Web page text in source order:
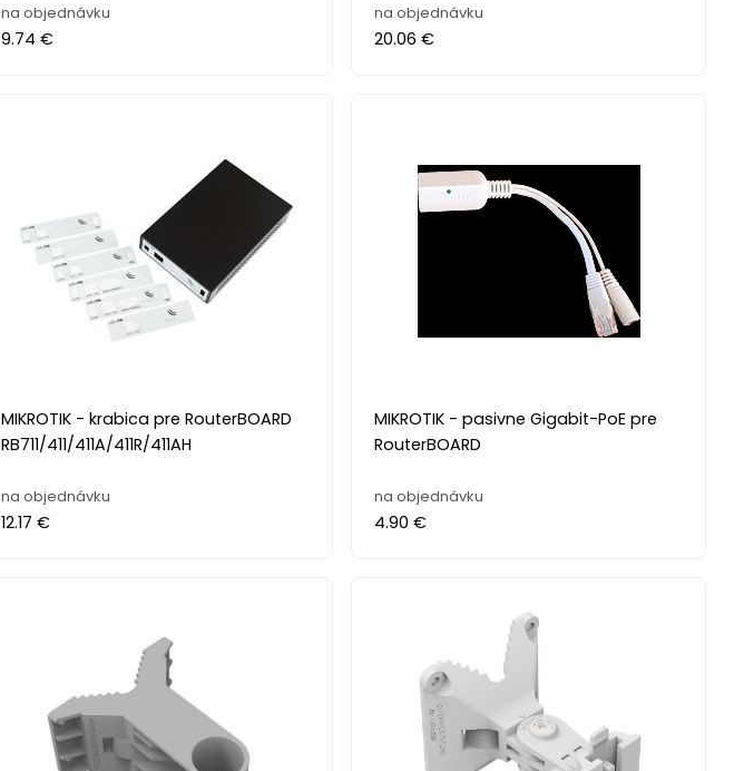
na objednávku
9.74 €
na objednávku
20.06 €
MIKROTIK - krabica pre RouterBOARD
RB711/411/411A/411R/411AH
na objednávku
12.17 €
MIKROTIK - pasivne Gigabit-PoE pre
RouterBOARD
na objednávku
4.90 €